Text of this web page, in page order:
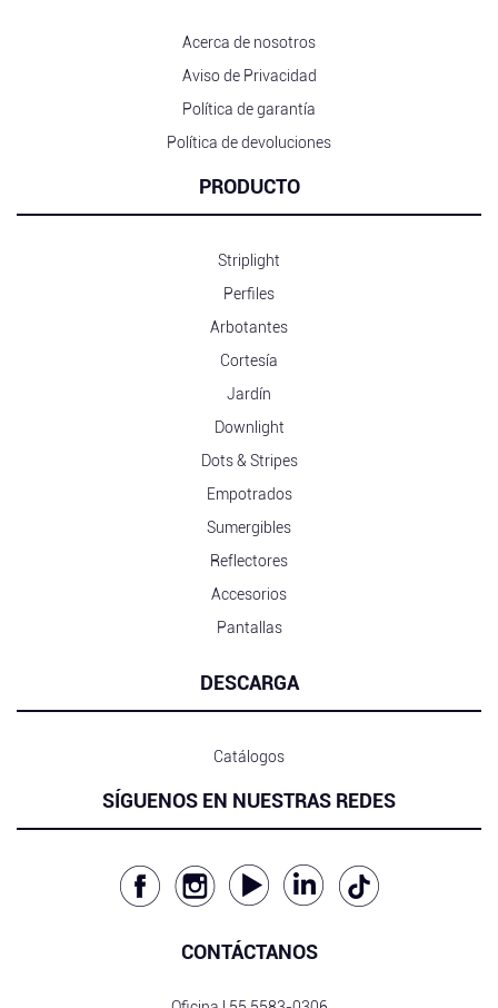
Acerca de nosotros
Aviso de Privacidad
Política de garantía
Política de devoluciones
PRODUCTO
Striplight
Perfiles
Arbotantes
Cortesía
Jardín
Downlight
Dots & Stripes
Empotrados
Sumergibles
Reflectores
Accesorios
Pantallas
DESCARGA
Catálogos
SÍGUENOS EN NUESTRAS REDES
CONTÁCTANOS